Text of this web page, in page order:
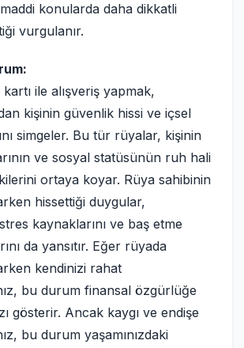
konularda daha dikkatli
vurgulanır.
ile alışveriş yapmak,
kişinin güvenlik hissi ve içsel
simgeler. Bu tür rüyalar, kişinin
ve sosyal statüsünün ruh hali
ortaya koyar. Rüya sahibinin
hissettiği duygular,
kaynaklarını ve baş etme
da yansıtır. Eğer rüyada
kendinizi rahat
bu durum finansal özgürlüğe
gösterir. Ancak kaygı ve endişe
bu durum yaşamınızdaki